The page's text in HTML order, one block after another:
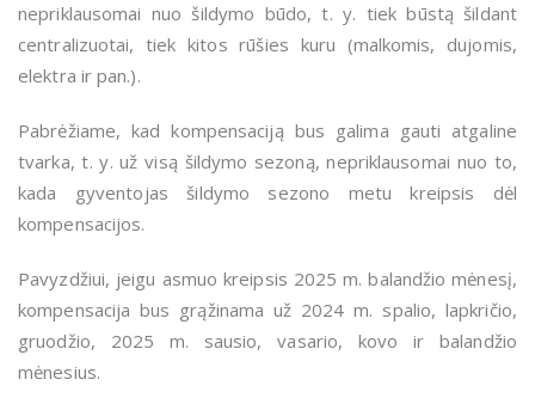
nepriklausomai nuo šildymo būdo, t. y. tiek būstą šildant
centralizuotai, tiek kitos rūšies kuru (malkomis, dujomis,
elektra ir pan.).
Pabrėžiame, kad kompensaciją bus galima gauti atgaline
tvarka, t. y. už visą šildymo sezoną, nepriklausomai nuo to,
kada gyventojas šildymo sezono metu kreipsis dėl
kompensacijos.
Pavyzdžiui, jeigu asmuo kreipsis 2025 m. balandžio mėnesį,
kompensacija bus grąžinama už 2024 m. spalio, lapkričio,
gruodžio, 2025 m. sausio, vasario, kovo ir balandžio
mėnesius.